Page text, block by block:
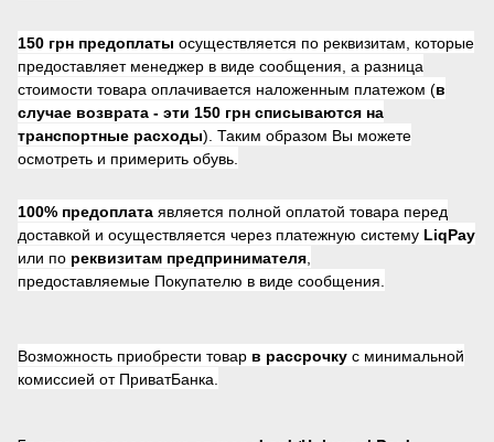
150 грн предоплаты осуществляется по реквизитам, которые
предоставляет менеджер в виде сообщения, а разница
стоимости товара оплачивается наложенным платежом (в
случае возврата - эти 150 грн списываются на
транспортные расходы). Таким образом Вы можете
осмотреть и примерить обувь.
100% предоплата является полной оплатой товара перед
доставкой и осуществляется через платежную систему LiqPay
или по реквизитам предпринимателя
предоставляемые Покупателю в виде сообщения.
Возможность приобрести товар в рассрочку с минимальной
комиссией от ПриватБанка.